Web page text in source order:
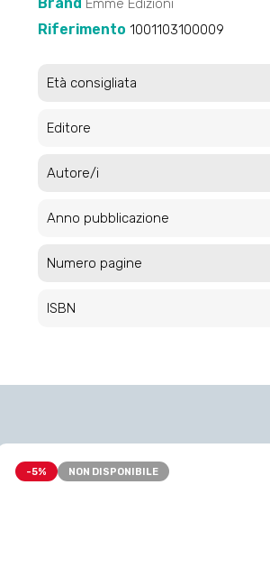
Emme Edizioni
Riferimento 1001103100009
Età consigliata
Editore
Autore/i
Anno pubblicazione
Numero pagine
ISBN
-5% NON DISPONIBILE